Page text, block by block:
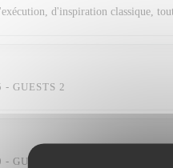
d'inspiration classique,
- GUESTS 2
GUESTS 4